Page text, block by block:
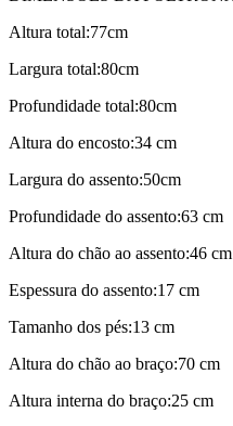
Altura total:77cm
Largura total:80cm
Profundidade total:80cm
Altura do encosto:34 cm
Largura do assento:50cm
Profundidade do assento:63 cm
Altura do chão ao assento:46 cm
Espessura do assento:17 cm
Tamanho dos pés:13 cm
Altura do chão ao braço:70 cm
Altura interna do braço:25 cm